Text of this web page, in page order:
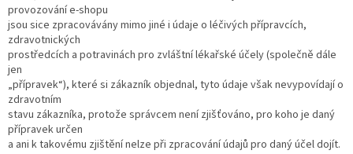
provozování e-shopu
jsou sice zpracovávány mimo jiné i údaje o léčivých přípravcích,
zdravotnických
prostředcích a potravinách pro zvláštní lékařské účely (společně dále
jen
„přípravek“), které si zákazník objednal, tyto údaje však nevypovídají o
zdravotním
stavu zákazníka, protože správcem není zjišťováno, pro koho je daný
přípravek určen
a ani k takovému zjištění nelze při zpracování údajů pro daný účel dojít.